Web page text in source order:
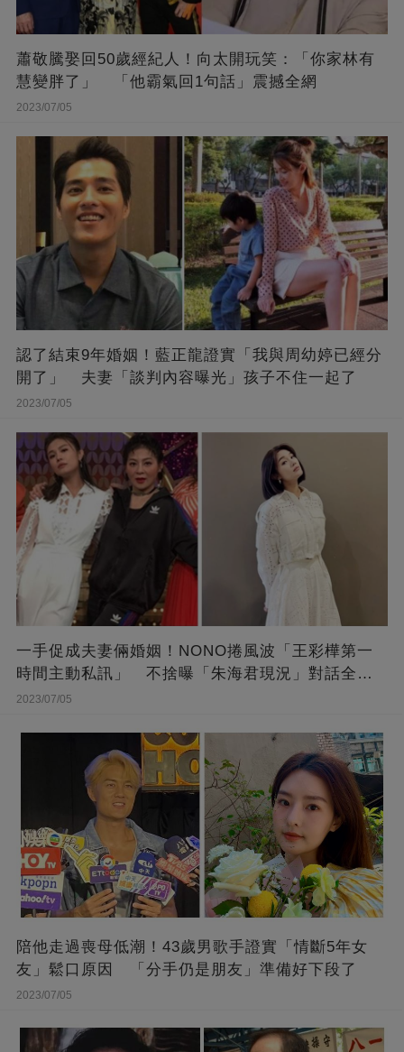
蕭敬騰娶回50歲經紀人！向太開玩笑：「你家林有
慧變胖了」 「他霸氣回1句話」震撼全網
2023/07/05
認了結束9年婚姻！藍正龍證實「我與周幼婷已經分
開了」 夫妻「談判內容曝光」孩子不住一起了
2023/07/05
一手促成夫妻倆婚姻！NONO捲風波「王彩樺第一
時間主動私訊」 不捨曝「朱海君現況」對話全公
開
2023/07/05
陪他走過喪母低潮！43歲男歌手證實「情斷5年女
友」鬆口原因 「分手仍是朋友」準備好下段了
2023/07/05